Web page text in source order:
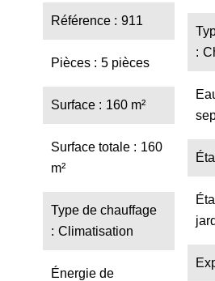
Référence 911
Pièces 5 pièces
Surface 160 m²
Surface totale
160
m²
Type de chauffage
Climatisation
Énergie de